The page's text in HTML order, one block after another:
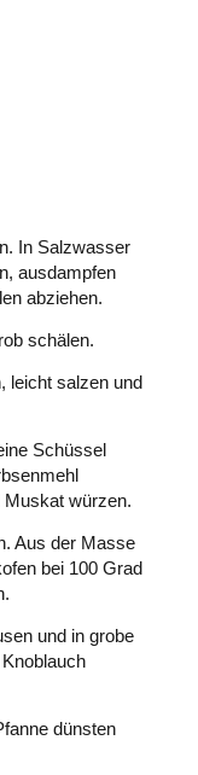
In Salzwasser
ausdampfen
abziehen.
schälen.
leicht salzen und
Schüssel
Muskat würzen.
Aus der Masse
bei 100 Grad
und in grobe
dünsten